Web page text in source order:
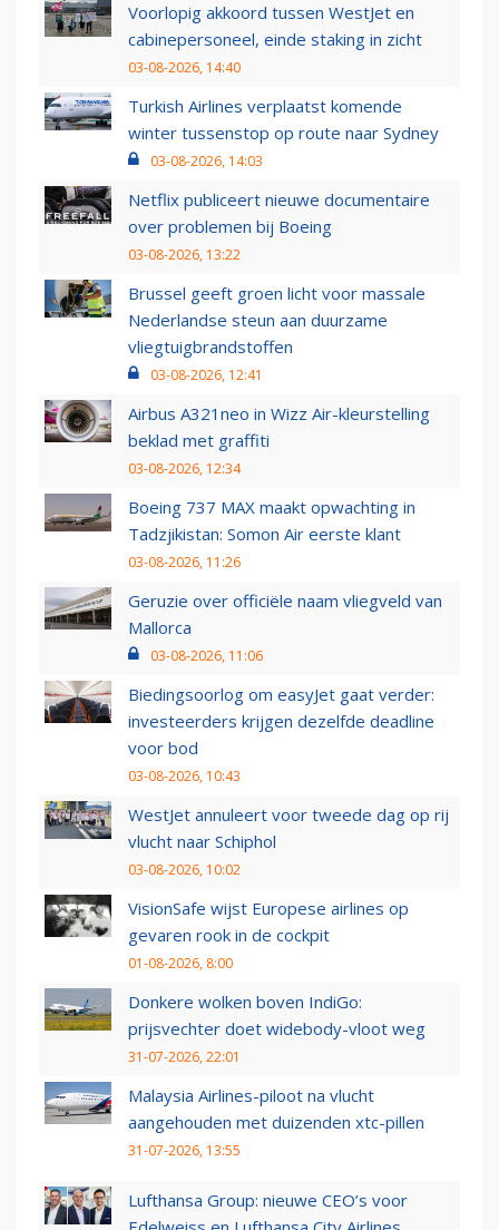
Voorlopig akkoord tussen WestJet en
cabinepersoneel, einde staking in zicht
03-08-2026, 14:40
Turkish Airlines verplaatst komende
winter tussenstop op route naar Sydney
03-08-2026, 14:03
Netflix publiceert nieuwe documentaire
over problemen bij Boeing
03-08-2026, 13:22
Brussel geeft groen licht voor massale
Nederlandse steun aan duurzame
vliegtuigbrandstoffen
03-08-2026, 12:41
Airbus A321neo in Wizz Air-kleurstelling
beklad met graffiti
03-08-2026, 12:34
Boeing 737 MAX maakt opwachting in
Tadzjikistan: Somon Air eerste klant
03-08-2026, 11:26
Geruzie over officiële naam vliegveld van
Mallorca
03-08-2026, 11:06
Biedingsoorlog om easyJet gaat verder:
investeerders krijgen dezelfde deadline
voor bod
03-08-2026, 10:43
WestJet annuleert voor tweede dag op rij
vlucht naar Schiphol
03-08-2026, 10:02
VisionSafe wijst Europese airlines op
gevaren rook in de cockpit
01-08-2026, 8:00
Donkere wolken boven IndiGo:
prijsvechter doet widebody-vloot weg
31-07-2026, 22:01
Malaysia Airlines-piloot na vlucht
aangehouden met duizenden xtc-pillen
31-07-2026, 13:55
Lufthansa Group: nieuwe CEO’s voor